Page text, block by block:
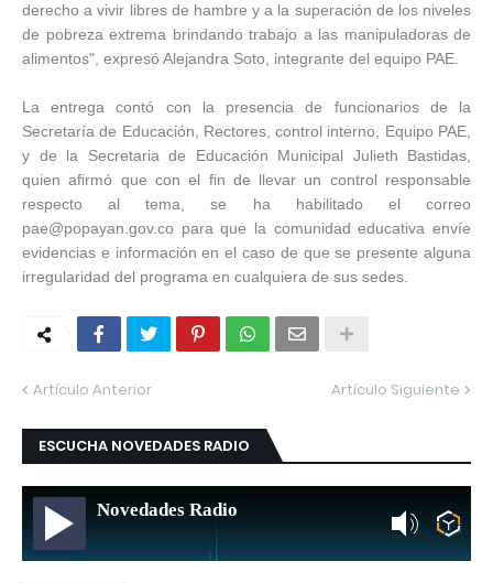
derecho a vivir libres de hambre y a la superación de los niveles
de pobreza extrema brindando trabajo a las manipuladoras de
alimentos", expresó Alejandra Soto, integrante del equipo PAE.
La entrega contó con la presencia de funcionarios de la
Secretaría de Educación, Rectores, control interno, Equipo PAE,
y de la Secretaria de Educación Municipal Julieth Bastidas,
quien afirmó que con el fin de llevar un control responsable
respecto al tema, se ha habilitado el correo
pae@popayan.gov.co para que la comunidad educativa envíe
evidencias e información en el caso de que se presente alguna
irregularidad del programa en cualquiera de sus sedes.
Artículo Anterior Artículo Siguiente
ESCUCHA NOVEDADES RADIO
Novedades Radio